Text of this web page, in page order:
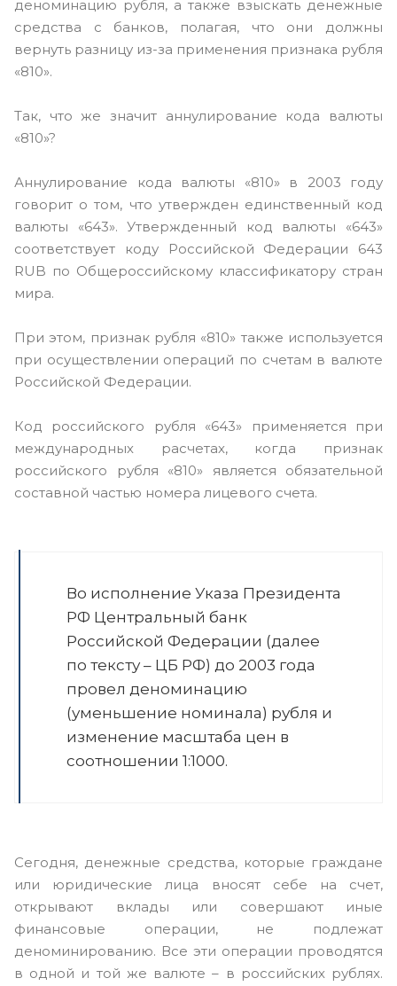
деноминацию рубля, а также взыскать денежные
средства с банков, полагая, что они должны
вернуть разницу из-за применения признака рубля
«810».
Так, что же значит аннулирование кода валюты
«810»?
Аннулирование кода валюты «810» в 2003 году
говорит о том, что утвержден единственный код
валюты «643». Утвержденный код валюты «643»
соответствует коду Российской Федерации 643
RUB по Общероссийскому классификатору стран
мира.
При этом, признак рубля «810» также используется
при осуществлении операций по счетам в валюте
Российской Федерации.
Код российского рубля «643» применяется при
международных расчетах, когда признак
российского рубля «810» является обязательной
составной частью номера лицевого счета.
Во исполнение Указа Президента
РФ Центральный банк
Российской Федерации (далее
по тексту – ЦБ РФ) до 2003 года
провел деноминацию
(уменьшение номинала) рубля и
изменение масштаба цен в
соотношении 1:1000.
Сегодня, денежные средства, которые граждане
или юридические лица вносят себе на счет,
открывают вклады или совершают иные
финансовые операции, не подлежат
деноминированию. Все эти операции проводятся
в одной и той же валюте – в российских рублях.